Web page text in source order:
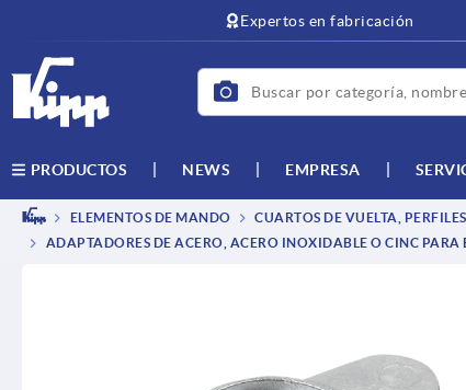
Expertos en fabricación
PRODUCTOS NEWS EMPRESA
ELEMENTOS DE MANDO CUARTOS DE VUELTA,
ADAPTADORES DE ACERO, ACERO INOXIDABLE O CINC PARA